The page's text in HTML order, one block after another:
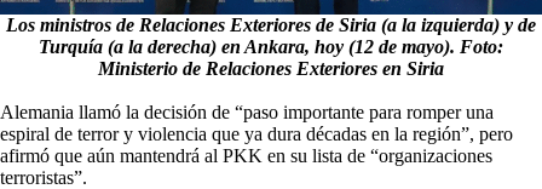
Los ministros de Relaciones Exteriores de Siria (a la izquierda) y de
Turquía (a la derecha) en Ankara, hoy (12 de mayo). Foto:
Ministerio de Relaciones Exteriores en Siria
Alemania llamó la decisión de “paso importante para romper una
espiral de terror y violencia que ya dura décadas en la región”, pero
afirmó que aún mantendrá al PKK en su lista de “organizaciones
terroristas”.